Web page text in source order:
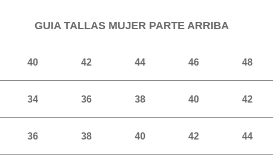
GUIA TALLAS MUJER PARTE ARRIBA
40 42 44 46 48
34 36 38 40 42
36 38 40 42 44